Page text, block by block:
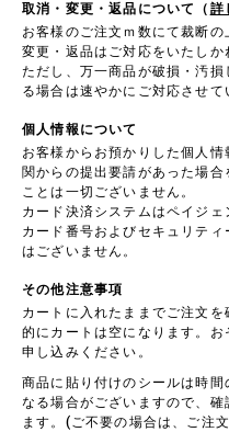
取消・変更・返品について（ 詳
お客様のご注文ｍ数にて裁断の
変更・返品はご対応をいたしか
ただし、万一商品が破損・汚
る場合は速やかにご対応させて
個人情報について
お客様からお預かりした個人
関からの提出要請があった場
ことは一切ございません。
カード決済システムはペイジェ
カード番号およびセキュリテ
はございません。
その他注意事項
カートに入れたままでご注文
的にカートは空になります。
申し込みください。
商品に貼り付けのシールは時間
なる場合がございますので、
ます。(ご不要の場合は、ご注